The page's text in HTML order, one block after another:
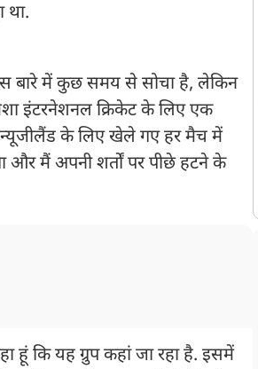
था.
बारे में कुछ समय से सोचा है, लेकिन
इंटरनेशनल क्रिकेट के लिए एक
के लिए खेले गए हर मैच में
और मैं अपनी शर्तों पर पीछे हटने के
कि यह ग्रुप कहां जा रहा है. इसमें